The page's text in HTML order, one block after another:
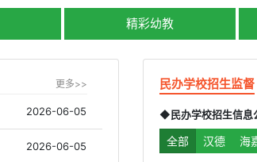
精彩幼教
更多>>
2026-06-05
2026-06-05
民办学校招生监督
◆民办学校招生信
全部 汉德 海